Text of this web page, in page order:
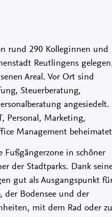
rund 290 Kolleginnen und
Reutlingens
Areal. Vor Ort sind
Steuerberatung,
angesiedelt.
Personal, Marketing,
Management
in schöner
der Stadtparks. Dank
gut als Ausgangspunkt
der Bodensee und der
mit dem Rad oder zu